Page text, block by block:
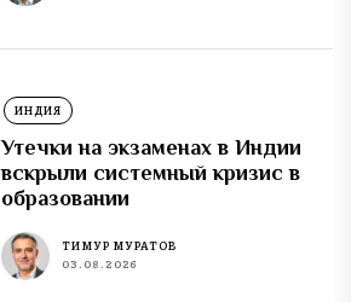
ИНДИЯ
Утечки на экзаменах в Индии
вскрыли системный кризис в
образовании
ТИМУР МУРАТОВ
03.08.2026